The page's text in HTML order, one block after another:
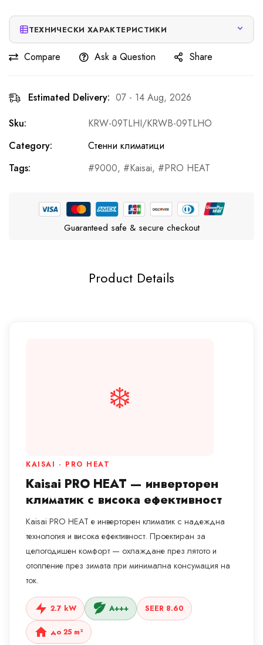
ТЕХНИЧЕСКИ ХАРАКТЕРИСТИКИ
Compare Ask a Question Share
Estimated Delivery: 07 - 14 Aug, 2026
Sku:
KRW-09TLHI/KRWB-09TLHO
Category:
Стенни климатици
Tags:
9000, Kaisai, PRO HEAT
Guaranteed safe & secure checkout
Product Details
❄️
KAISAI · PRO HEAT
Kaisai PRO HEAT — инверторен
климатик с висока ефективност
Kaisai PRO HEAT е инверторен климатик с надеждна
технология и висока ефективност. Проектиран за
целогодишен комфорт — охлаждане през лятото и
отопление през зимата при минимална консумация на
ток.
2.7 kW A+++ SEER 8.60
до 25 m²